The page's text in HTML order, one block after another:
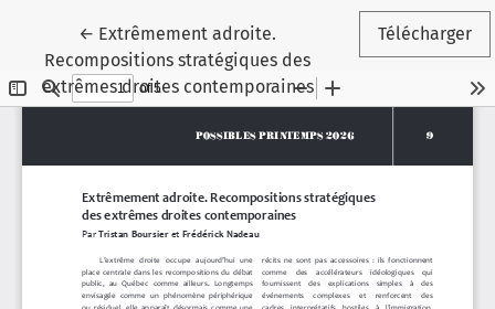
← Retourner aux renseignements sur l'article
Extrêmement adroite.
Recompositions stratégiques des
extrêmes droites contemporaines
Télécharger